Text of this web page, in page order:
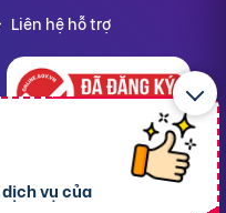
vụ của
Liên hệ hỗ trợ
Đà Nẵng Today,
hãy lan tỏa yêu thương!